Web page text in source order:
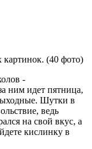
-
ним идет пятница,
Шутки в
ведь
на свой вкус, а
кислинку в